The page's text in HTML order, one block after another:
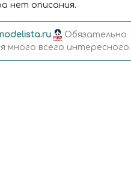
нет описания.
Обязательно
всего интересного.